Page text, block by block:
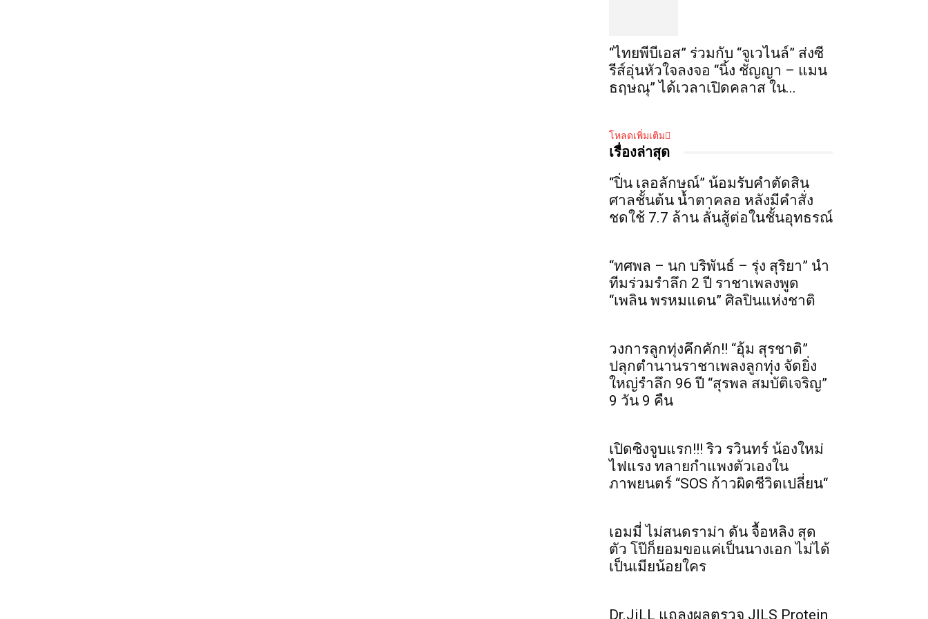
“ไทยพีบีเอส” ร่วมกับ “จูเวไนล์” ส่งซี
รีส์อุ่นหัวใจลงจอ “นิ้ง ชัญญา – แมน
ธฤษณุ” ได้เวลาเปิดคลาส ใน...
โหลดเพิ่มเติม
เรื่องล่าสุด
“ปิ่น เลอลักษณ์” น้อมรับคำตัดสิน
ศาลชั้นต้น น้ำตาคลอ หลังมีคำสั่ง
ชดใช้ 7.7 ล้าน ลั่นสู้ต่อในชั้นอุทธรณ์
“ทศพล – นก บริพันธ์ – รุ่ง สุริยา” นำ
ทีมร่วมรำลึก 2 ปี ราชาเพลงพูด
“เพลิน พรหมแดน” ศิลปินแห่งชาติ
วงการลูกทุ่งคึกคัก!! “อุ้ม สุรชาติ”
ปลุกตำนานราชาเพลงลูกทุ่ง จัดยิ่ง
ใหญ่รำลึก 96 ปี “สุรพล สมบัติเจริญ”
9 วัน 9 คืน
เปิดซิงจูบแรก!!! ริว รวินทร์ น้องใหม่
ไฟแรง ทลายกำแพงตัวเองใน
ภาพยนตร์ “SOS ก้าวผิดชีวิตเปลี่ยน“
เอมมี่ ไม่สนดราม่า ดัน จื้อหลิง สุด
ตัว โป๊ก็ยอมขอแค่เป็นนางเอก ไม่ได้
เป็นเมียน้อยใคร
Dr.JiLL แถลงผลตรวจ JILS Protein